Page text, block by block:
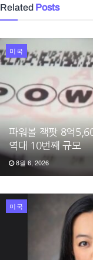
Related Posts
미국
파워볼 잭팟 8억
역대 10번째 규모
8월 6, 2026
미국